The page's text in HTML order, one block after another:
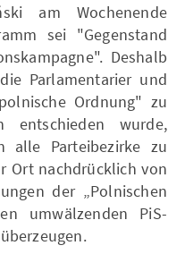
am Wochenende
sei "Gegenstand
Deshalb
Parlamentarier und
Ordnung" zu
entschieden wurde,
alle Parteibezirke zu
Ort nachdrücklich von
der „Polnischen
umwälzenden PiS-